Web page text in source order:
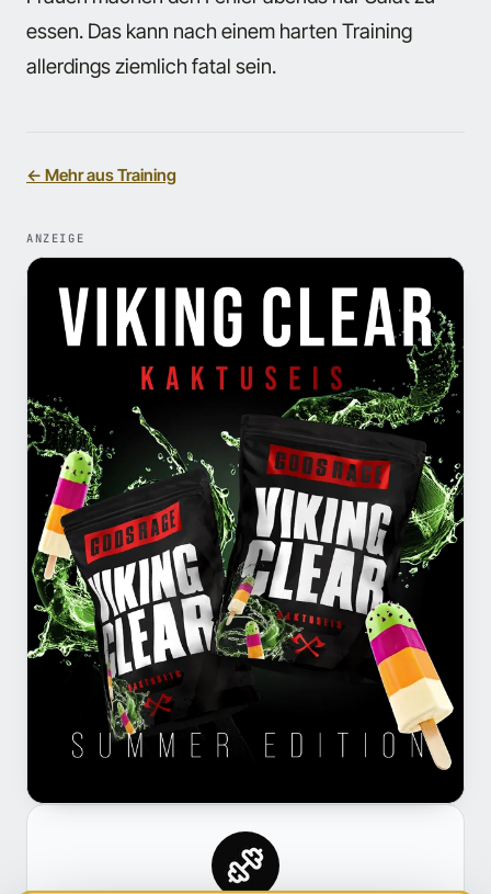
essen. Das kann nach einem harten Training
allerdings ziemlich fatal sein.
← Mehr aus Training
ANZEIGE